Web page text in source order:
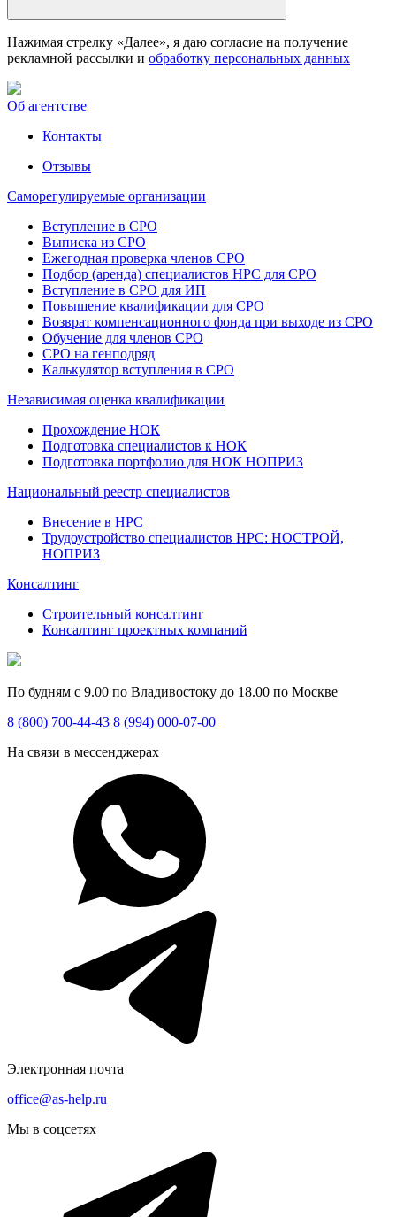
Нажимая стрелку «Далее», я даю согласие на получение
рекламной рассылки и обработку персональных данных
Об агентстве
Контакты
Отзывы
Саморегулируемые организации
Вступление в СРО
Выписка из СРО
Ежегодная проверка членов СРО
Подбор (аренда) специалистов НРС для СРО
Вступление в СРО для ИП
Повышение квалификации для СРО
Возврат компенсационного фонда при выходе из СРО
Обучение для членов СРО
СРО на генподряд
Калькулятор вступления в СРО
Независимая оценка квалификации
Прохождение НОК
Подготовка специалистов к НОК
Подготовка портфолио для НОК НОПРИЗ
Национальный реестр специалистов
Внесение в НРС
Трудоустройство специалистов НРС: НОСТРОЙ,
НОПРИЗ
Консалтинг
Строительный консалтинг
Консалтинг проектных компаний
По будням с 9.00 по Владивостоку до 18.00 по Москве
8 (800) 700-44-43 8 (994) 000-07-00
На связи в мессенджерах
Электронная почта
office@as-help.ru
Мы в соцсетях